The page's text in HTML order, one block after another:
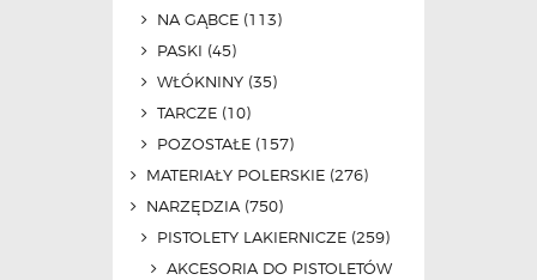
NA GĄBCE (113)
PASKI (45)
WŁÓKNINY (35)
TARCZE (10)
POZOSTAŁE (157)
MATERIAŁY POLERSKIE (276)
NARZĘDZIA (750)
PISTOLETY LAKIERNICZE (259)
AKCESORIA DO PISTOLETÓW